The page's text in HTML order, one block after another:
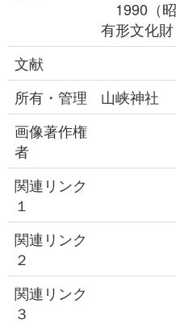
1990（
有形文化財
文献
所有・管理
山峡神社
画像著作権
者
関連リンク
１
関連リンク
２
関連リンク
３